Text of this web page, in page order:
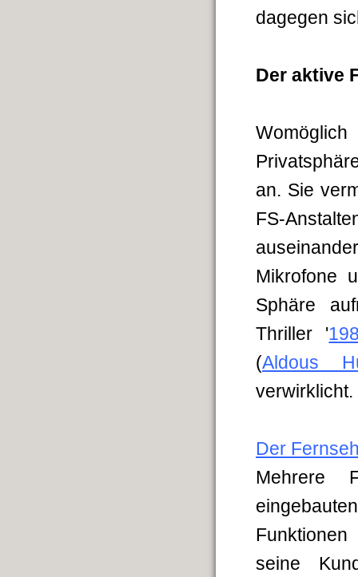
dagegen
Der aktive
an. Sie
FS-
Mikrofone
Sphäre
Thriller '
(Aldous
verwirklicht.
Der
Mehrere
seine